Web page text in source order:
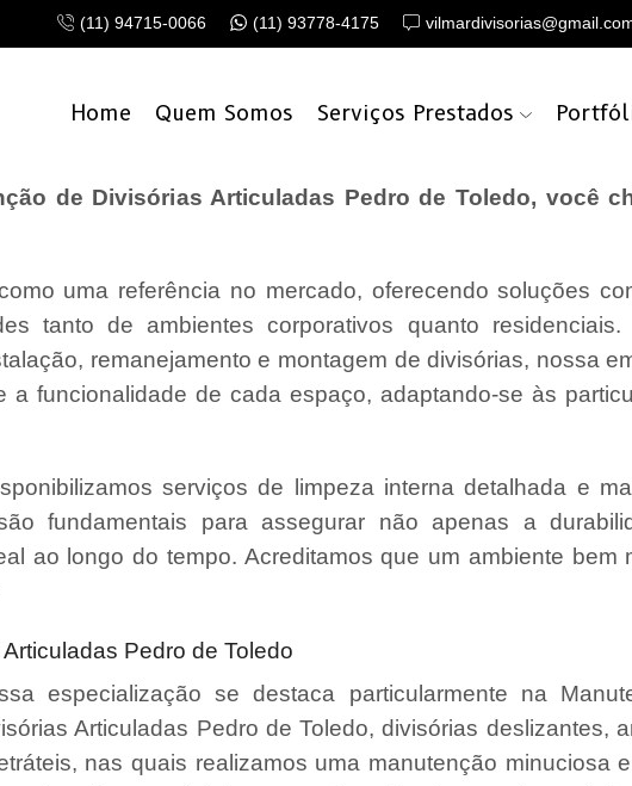
(11) 94715-0066 (11) 93778-4175
Home Quem Somos Serviços Prestados
de Divisórias Articuladas Pedro de Toledo, você
uma referência no mercado, oferecendo soluções
tanto de ambientes corporativos quanto
remanejamento e montagem de divisórias, nossa
funcionalidade de cada espaço, adaptando-se às
serviços de limpeza interna detalhada e
fundamentais para assegurar não apenas a
ao longo do tempo. Acreditamos que um ambiente bem
Pedro de Toledo
especialização se destaca particularmente na
Articuladas Pedro de Toledo, divisórias deslizantes,
nas quais realizamos uma manutenção minuciosa